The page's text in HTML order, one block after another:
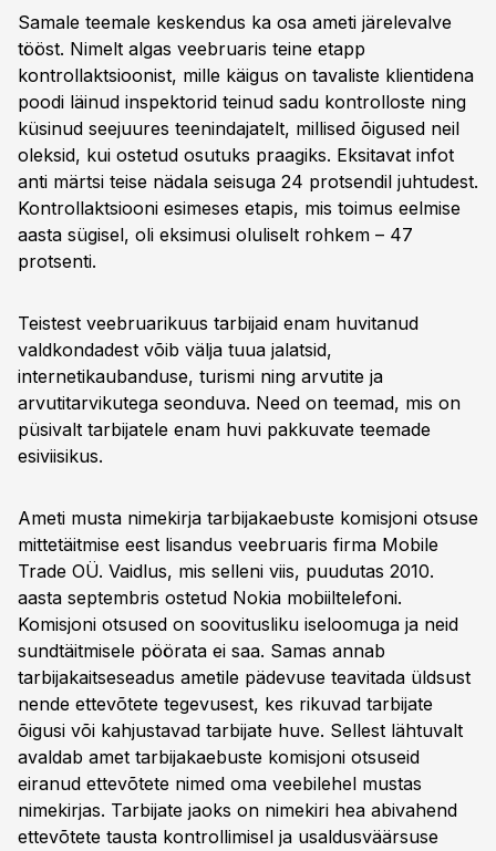
Samale teemale keskendus ka osa ameti järelevalve
tööst. Nimelt algas veebruaris teine etapp
kontrollaktsioonist, mille käigus on tavaliste klientidena
poodi läinud inspektorid teinud sadu kontrolloste ning
küsinud seejuures teenindajatelt, millised õigused neil
oleksid, kui ostetud osutuks praagiks. Eksitavat infot
anti märtsi teise nädala seisuga 24 protsendil juhtudest.
Kontrollaktsiooni esimeses etapis, mis toimus eelmise
aasta sügisel, oli eksimusi oluliselt rohkem – 47
protsenti.
Teistest veebruarikuus tarbijaid enam huvitanud
valdkondadest võib välja tuua jalatsid,
internetikaubanduse, turismi ning arvutite ja
arvutitarvikutega seonduva. Need on teemad, mis on
püsivalt tarbijatele enam huvi pakkuvate teemade
esiviisikus.
Ameti musta nimekirja tarbijakaebuste komisjoni otsuse
mittetäitmise eest lisandus veebruaris firma Mobile
Trade OÜ. Vaidlus, mis selleni viis, puudutas 2010.
aasta septembris ostetud Nokia mobiiltelefoni.
Komisjoni otsused on soovitusliku iseloomuga ja neid
sundtäitmisele pöörata ei saa. Samas annab
tarbijakaitseseadus ametile pädevuse teavitada üldsust
nende ettevõtete tegevusest, kes rikuvad tarbijate
õigusi või kahjustavad tarbijate huve. Sellest lähtuvalt
avaldab amet tarbijakaebuste komisjoni otsuseid
eiranud ettevõtete nimed oma veebilehel mustas
nimekirjas. Tarbijate jaoks on nimekiri hea abivahend
ettevõtete tausta kontrollimisel ja usaldusväärsuse